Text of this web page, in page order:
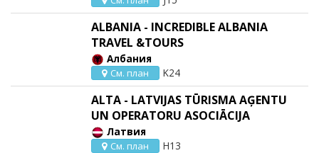
ALBANIA - INCREDIBLE ALBANIA
TRAVEL &TOURS
Албания
См. план K24
ALTA - LATVIJAS TŪRISMA AĢENTU
UN OPERATORU ASOCIĀCIJA
Латвия
См. план H13